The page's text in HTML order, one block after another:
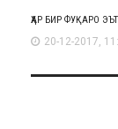
ҲАР БИР ФУҚАРО
20-12-2017,